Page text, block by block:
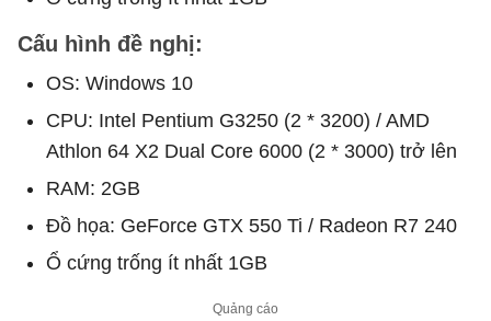
Cấu hình đề nghị:
OS: Windows 10
CPU: Intel Pentium G3250 (2 * 3200) / AMD
Athlon 64 X2 Dual Core 6000 (2 * 3000) trở lên
RAM: 2GB
Đồ họa: GeForce GTX 550 Ti / Radeon R7 240
Ổ cứng trống ít nhất 1GB